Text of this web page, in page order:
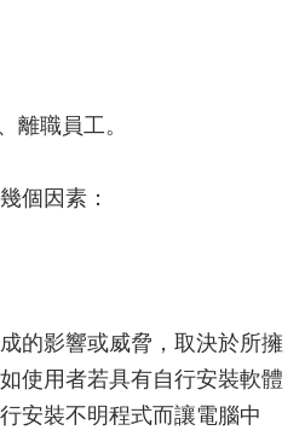
離職員工。
個因素：
的影響或威脅，取決於所擁
使用者若具有自行安裝軟體
安裝不明程式而讓電腦中